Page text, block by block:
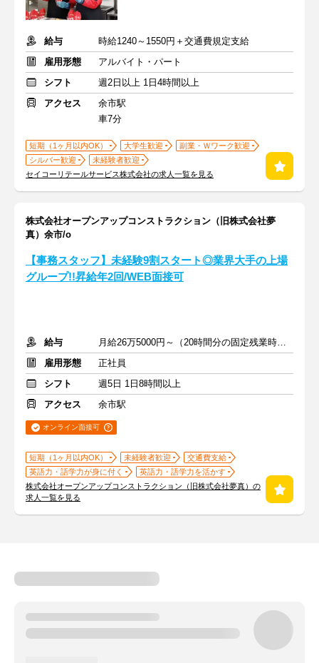
給与
時給1240～1550円＋交通費規定支給
雇用形態
アルバイト・パート
シフト
週2日以上 1日4時間以上
アクセス
余市駅
車7分
短期（1ヶ月以内OK） 大学生歓迎
副業・Ｗワーク歓迎
シルバー歓迎
未経験者歓迎
セイコーリテールサービス株式会社の求人一覧を見る
株式会社オープンアップコンストラクション（旧株式会社夢
真）余市/o
【事務スタッフ】未経験9割スタート◎業界大手の上場
グループ!!昇給年2回/WEB面接可
給与
月給26万5000円～（20時間分の固定残業時間代を含む）
雇用形態
正社員
シフト
週5日 1日8時間以上
アクセス
余市駅
オンライン面接可
短期（1ヶ月以内OK） 未経験者歓迎
交通費支給
英語力・語学力が身に付く
英語力・語学力を活かす
株式会社オープンアップコンストラクション（旧株式会社夢真）の
求人一覧を見る